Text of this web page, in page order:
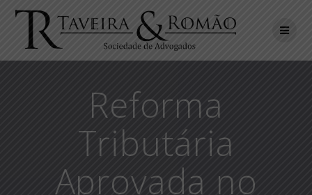
to
content
Reforma
Tributária
Aprovada no